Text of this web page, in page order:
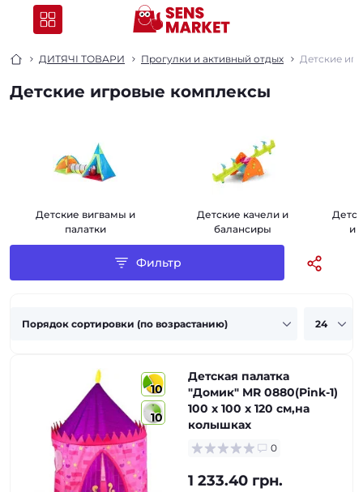
ДИТЯЧІ ТОВАРИ Прогулки и активный отдых Детские
Детские игровые комплексы
Детские вигвамы и
палатки
Детские качели и
балансиры
и
Фильтр
10
10
Детская палатка
"Домик" MR 0880(Pink-1)
100 х 100 х 120 см,на
колышках
0
1 233.40 грн.